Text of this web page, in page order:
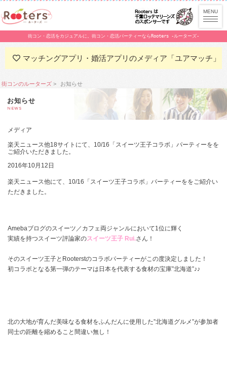
街コン・恋活をカジュアルに。街コン・恋活パーティーならRooters -ルーターズ-
マッチングアプリ・婚活アプリのメディア「ユアマッチ」
街コンのルーターズ お知らせ
お知らせ
NEWS
メディア
楽天ニュース他18サイトにて、10/16「スイーツ王子コラボ」パーティーをを
ご紹介いただきました。
2016年10月12日
楽天ニュース他にて、10/16「スイーツ王子コラボ」パーティーををご紹介い
ただきました。
Amebaブログのスイーツ／カフェ両ジャンルにおいて1位に輝く
実績を持つスイーツ評論家のスイーツ王子 Rui.さん！
そのスイーツ王子とRooterstのコラボパーティーがこの度決定しました！
初コラボとなる第一弾のテーマは日本を代表する食材の宝庫”北海道”♪♪
北の大地が育んだ美味なる食材をふんだんに使用した”北海道グルメ”が参加者
同士の距離を縮めること間違い無し！